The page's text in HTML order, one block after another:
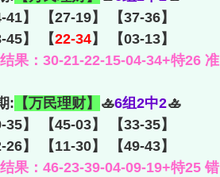
41】 【27-19】 【37-36】
45】 【22-34】 【03-13】
果：30-21-22-15-04-34+特26 准
: 【万民理财】 🚣6组2中2🚣
35】 【45-03】 【33-35】
26】 【11-30】 【49-43】
果：46-23-39-04-09-19+特25 错